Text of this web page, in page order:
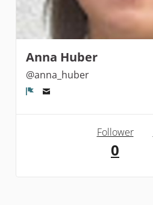
Anna Huber
@anna_huber
Follower
0